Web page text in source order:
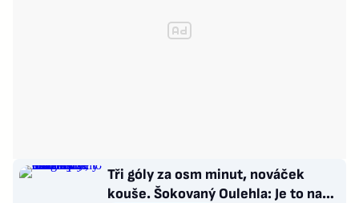
Tři góly za osm minut, nováček
kouše. Šokovaný Oulehla: Je to na